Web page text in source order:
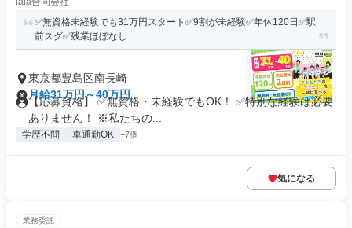
✅無資格未経験でも31万円スタート✅9割が未経験✅年休120日✅駅
前スグ✅残業ほぼなし
東京都豊島区南長崎
月給31万円～40万円
【応募資格】 ✅無資格・未経験でもOK！ ✅特別な経験は必要
ありません！ ※私たちの...
学歴不問 車通勤OK +7個
気になる
業務委託